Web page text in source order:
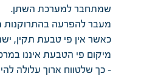
שמתחבר למערכת השתן.
מעבר להפרעה בהתרוקנות
כאשר אין פי טבעת תקין,
מיקום פי הטבעת איננו
- כך שלטווח ארוך עלולה